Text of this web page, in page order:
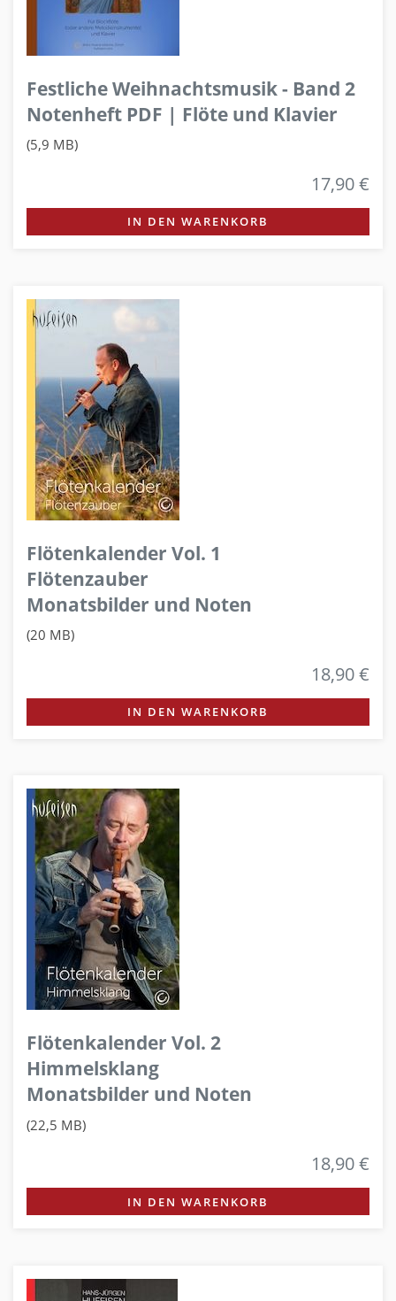
Festliche Weihnachtsmusik - Band 2
Notenheft PDF | Flöte und Klavier
(5,9 MB)
17,90 €
IN DEN WARENKORB
Flötenkalender Vol. 1
Flötenzauber
Monatsbilder und Noten
(20 MB)
18,90 €
IN DEN WARENKORB
Flötenkalender Vol. 2
Himmelsklang
Monatsbilder und Noten
(22,5 MB)
18,90 €
IN DEN WARENKORB